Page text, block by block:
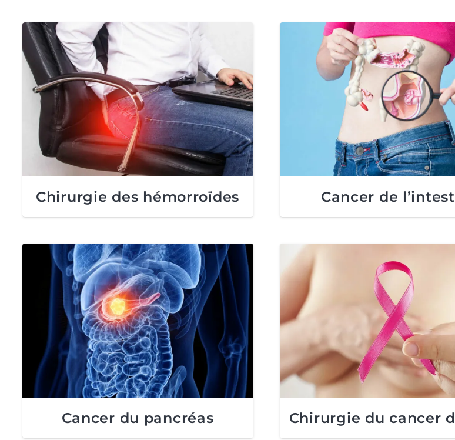
Chirurgie des hémorroïdes Cancer de
Cancer du pancréas Chirurgie du cancer